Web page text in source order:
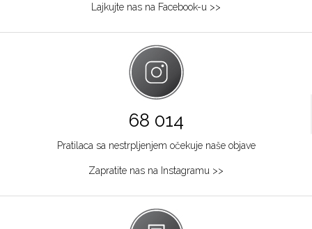
Lajkujte nas na Facebook-u >>
68 014
Pratilaca sa nestrpljenjem očekuje naše objave
Zapratite nas na Instagramu >>